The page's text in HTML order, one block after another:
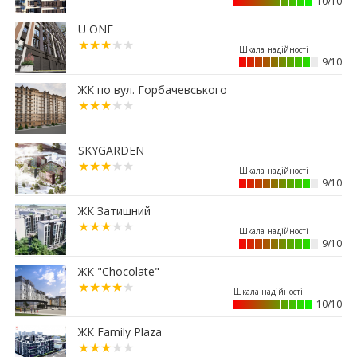
13:08
Площу в центрі Франківська продадуть майже
за 7 млн грн
11:23
Вибір меблів для маленьких квартир: актуальні
рішення 2026 року
01.07.2026
15:12
Житловий район “Княгинин” – від
архітектурного задуму до повноцінного
міського середовища
15:38
Альтернатива депозитам: скільки можна
заробити на купівлі паркомісця у Франківську
12:52
Мешканці одного з мікрорайонів Франківська
вимагають перевірити чергову будову
26.06.2026
13:40
Квартири здорожчали на 14%: скільки тепер
коштує житло у Франківську
25.06.2026
U ONE
9/10
ЖК по вул. Горбачевського
SKYGARDEN
9/10
ЖК Затишний
9/10
ЖК "Chocolate"
10/10
ЖК Family Plaza